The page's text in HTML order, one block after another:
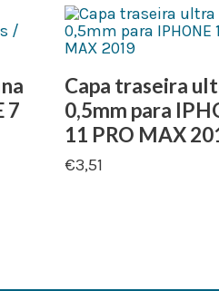
7
Capa traseira
0,5mm para
11 PRO MAX
€3,51